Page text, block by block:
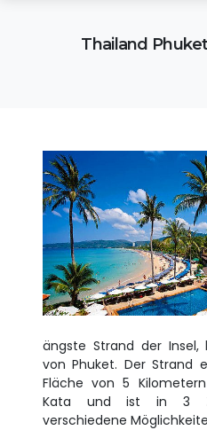
Thailand
ängste Strand der
von Phuket. Der Strand
Fläche von 5
Kata und ist in 3
verschiedene